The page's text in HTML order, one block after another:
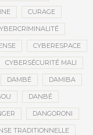
CURAGE
CYBERESPACE
CYBERSÉCURITÉ MALI
DAMBÉ DAMIBA
DANBÉ
DANGORONI
TRADITIONNELLE